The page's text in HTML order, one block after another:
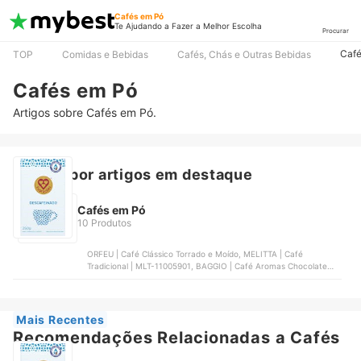
Cafés em Pó
Te Ajudando a Fazer a Melhor Escolha
Procurar
TOP Comidas e Bebidas Cafés, Chás e Outras Bebidas
Cafés em Pó
Artigos sobre Cafés em Pó.
Buscar por artigos em destaque
Cafés em Pó
10 Produtos
ORFEU | Café Clássico Torrado e Moído, MELITTA | Café
Tradicional | MLT-11005901, BAGGIO | Café Aromas Chocolate
Mais Recentes
Recomendações Relacionadas a Cafés